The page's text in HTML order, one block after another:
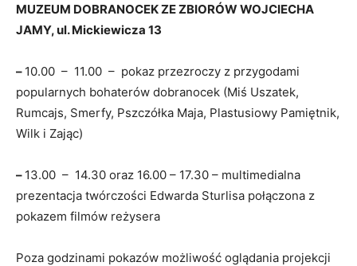
MUZEUM DOBRANOCEK ZE ZBIORÓW WOJCIECHA
JAMY, ul. Mickiewicza 13
– 10.00 – 11.00 – pokaz przezroczy z przygodami
popularnych bohaterów dobranocek (Miś Uszatek,
Rumcajs, Smerfy, Pszczółka Maja, Plastusiowy Pamiętnik,
Wilk i Zając)
– 13.00 – 14.30 oraz 16.00 – 17.30 – multimedialna
prezentacja twórczości Edwarda Sturlisa połączona z
pokazem filmów reżysera
Poza godzinami pokazów możliwość oglądania projekcji